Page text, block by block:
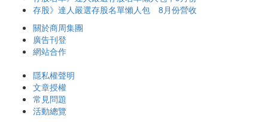
存股》達人嚴選存股名單懶人包 8月份營收
關於商周集團
廣告刊登
網站合作
隱私權聲明
文章授權
常見問題
活動總覽